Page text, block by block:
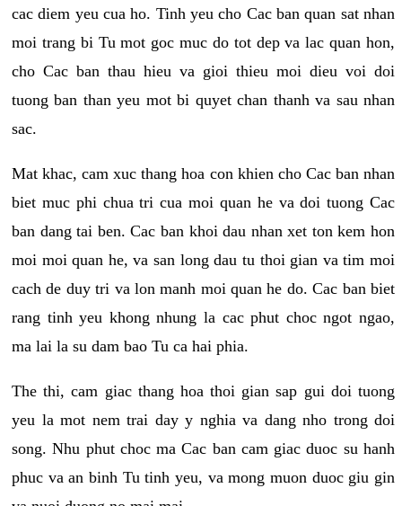
cac diem yeu cua ho. Tinh yeu cho Cac ban quan sat nhan
moi trang bi Tu mot goc muc do tot dep va lac quan hon,
cho Cac ban thau hieu va gioi thieu moi dieu voi doi
tuong ban than yeu mot bi quyet chan thanh va sau nhan
sac.
Mat khac, cam xuc thang hoa con khien cho Cac ban nhan
biet muc phi chua tri cua moi quan he va doi tuong Cac
ban dang tai ben. Cac ban khoi dau nhan xet ton kem hon
moi moi quan he, va san long dau tu thoi gian va tim moi
cach de duy tri va lon manh moi quan he do. Cac ban biet
rang tinh yeu khong nhung la cac phut choc ngot ngao,
ma lai la su dam bao Tu ca hai phia.
The thi, cam giac thang hoa thoi gian sap gui doi tuong
yeu la mot nem trai day y nghia va dang nho trong doi
song. Nhu phut choc ma Cac ban cam giac duoc su hanh
phuc va an binh Tu tinh yeu, va mong muon duoc giu gin